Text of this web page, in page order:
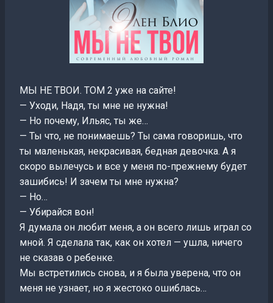
МЫ НЕ ТВОИ. ТОМ 2 уже на сайте!
— Уходи, Надя, ты мне не нужна!
— Но почему, Ильяс, ты же…
— Ты что, не понимаешь? Ты сама говоришь, что
ты маленькая, некрасивая, бедная девочка. А я
скоро вылечусь и все у меня по-прежнему будет
зашибись! И зачем ты мне нужна?
— Но…
— Убирайся вон!
Я думала он любит меня, а он всего лишь играл со
мной. Я сделала так, как он хотел — ушла, ничего
не сказав о ребенке.
Мы встретились снова, и я была уверена, что он
меня не узнает, но я жестоко ошиблась…